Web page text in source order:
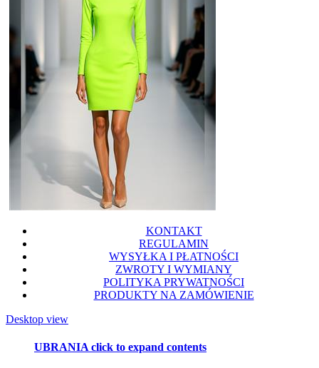
KONTAKT
REGULAMIN
WYSYŁKA I PŁATNOŚCI
ZWROTY I WYMIANY
POLITYKA PRYWATNOŚCI
PRODUKTY NA ZAMÓWIENIE
Desktop view
UBRANIAclick to expand contents